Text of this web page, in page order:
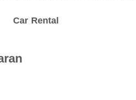
Car Rental